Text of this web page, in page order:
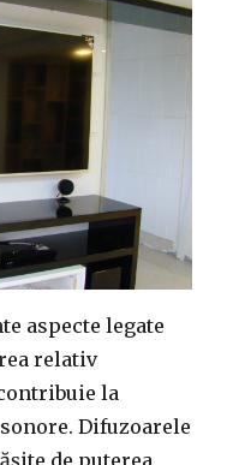
aspecte legate
relativ
la
Difuzoarele